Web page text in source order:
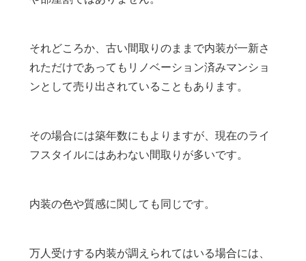
それどころか、古い間取りのままで内装が一新さ
れただけであってもリノベーション済みマンショ
ンとして売り出されていることもあります。
その場合には築年数にもよりますが、現在のライ
フスタイルにはあわない間取りが多いです。
内装の色や質感に関しても同じです。
万人受けする内装が調えられてはいる場合には、